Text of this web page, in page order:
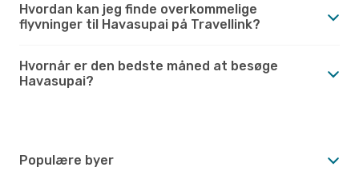
Hvordan kan jeg finde overkommelige
flyvninger til Havasupai på Travellink?
Hvornår er den bedste måned at besøge
Havasupai?
Populære byer